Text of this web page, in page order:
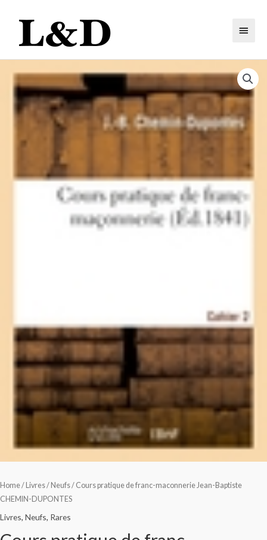
Home/ Livres/ Neufs/ Cours pratique de franc-maconnerie Jean-Baptiste
CHEMIN-DUPONTES
Livres, Neufs, Rares